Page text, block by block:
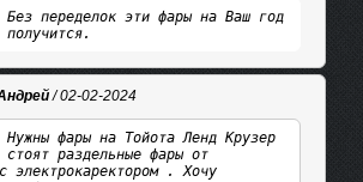
Без переделок эти фары на Ваш год
/ 02-02-2024
фары на Тойота Ленд Крузер
раздельные фары от
электрокаректором . Хочу